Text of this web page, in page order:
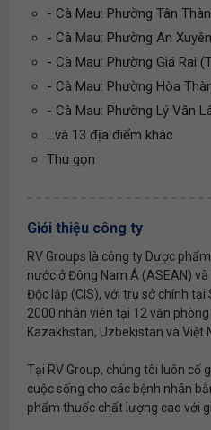
- Cà Mau: Phường Tân
- Cà Mau: Phường An
- Cà Mau: Phường Giá Rai
- Cà Mau: Phường Hòa
- Cà Mau: Phường Lý Văn
...và 13 địa điểm khác
Thu gọn
Giới thiệu công ty
RV Groups là công ty Dược
nước ở Đông Nam Á (ASEAN)
Độc lập (CIS), với trụ sở chính
2000 nhân viên tại 12 văn
Kazakhstan, Uzbekistan và Việt
Tại RV Group, chúng tôi luôn cố
cuộc sống cho các bệnh nhân
phẩm thuốc chất lượng cao với